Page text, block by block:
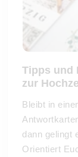
Tipps und
zur
Bleibt in
dann gelingt
Orientiert